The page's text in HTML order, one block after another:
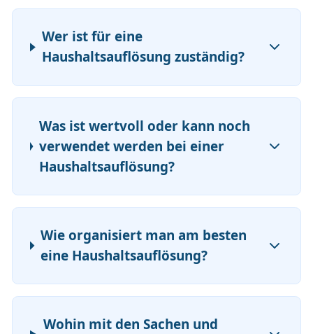
Wer ist für eine
Haushaltsauflösung zuständig?
Was ist wertvoll oder kann noch
verwendet werden bei einer
Haushaltsauflösung?
Wie organisiert man am besten
eine Haushaltsauflösung?
Wohin mit den Sachen und